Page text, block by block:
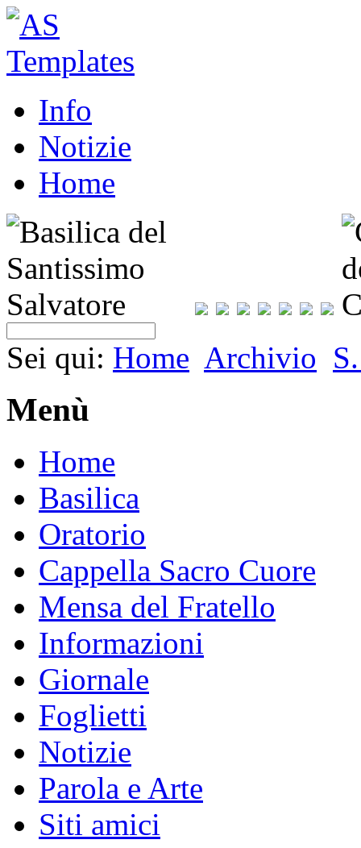
Info
Notizie
Home
Sei qui: Home Archivio
Menù
Home
Basilica
Oratorio
Cappella Sacro Cuore
Mensa del Fratello
Informazioni
Giornale
Foglietti
Notizie
Parola e Arte
Siti amici